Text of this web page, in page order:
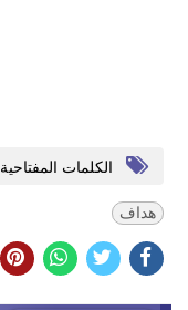
الكلمات المفتاحية
هداف